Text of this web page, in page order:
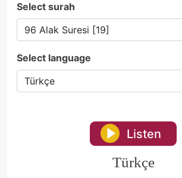
Select surah
Select language
Listen
Türkçe